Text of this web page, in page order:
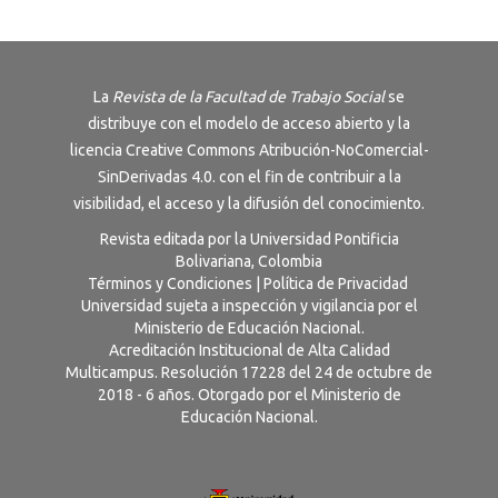
La Revista de la Facultad de Trabajo Socialse
distribuye con el modelo de acceso abierto y la
licencia Creative Commons Atribución-NoComercial-
SinDerivadas 4.0. con el fin de contribuir a la
visibilidad, el acceso y la difusión del conocimiento.
Revista editada por la Universidad Pontificia
Bolivariana, Colombia
Términos y Condiciones
Política de Privacidad
Universidad sujeta a inspección y vigilancia por el
Ministerio de Educación Nacional.
Acreditación Institucional de Alta Calidad
Multicampus. Resolución 17228 del 24 de octubre de
2018 - 6 años. Otorgado por el Ministerio de
Educación Nacional.